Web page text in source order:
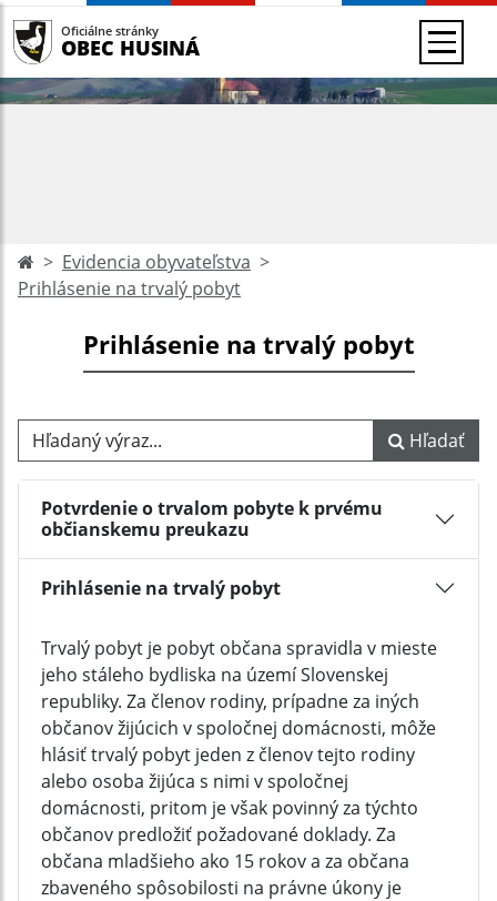
Oficiálne stránky
OBEC HUSINÁ
Evidencia obyvateľstva
Prihlásenie na trvalý pobyt
Prihlásenie na trvalý pobyt
Hľadaný výraz... Hľadať
Potvrdenie o trvalom pobyte k prvému
občianskemu preukazu
Prihlásenie na trvalý pobyt
Trvalý pobyt je pobyt občana spravidla v mieste
jeho stáleho bydliska na území Slovenskej
republiky. Za členov rodiny, prípadne za iných
občanov žijúcich v spoločnej domácnosti, môže
hlásiť trvalý pobyt jeden z členov tejto rodiny
alebo osoba žijúca s nimi v spoločnej
domácnosti, pritom je však povinný za týchto
občanov predložiť požadované doklady. Za
občana mladšieho ako 15 rokov a za občana
zbaveného spôsobilosti na právne úkony je